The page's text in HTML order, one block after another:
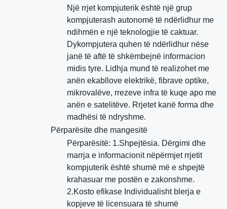
Një rrjet kompjuterik është një grup
kompjuterash autonomë të ndërlidhur me
ndihmën e një teknologjie të caktuar.
Dykompjutera quhen të ndërlidhur nëse
janë të aftë të shkëmbejnë informacion
midis tyre. Lidhja mund të realizohet me
anën ekabllove elektrikë, fibrave optike,
mikrovalëve, rrezeve infra të kuqe apo me
anën e satelitëve. Rrjetet kanë forma dhe
madhësi të ndryshme.
Përparësite dhe mangesitë
Përparësitë: 1.Shpejtësia. Dërgimi dhe
marrja e informacionit nëpërmjet rrjetit
kompjuterik është shumë më e shpejtë
krahasuar me postën e zakonshme.
2.Kosto efikase Individualisht blerja e
kopjeve të licensuara të shumë